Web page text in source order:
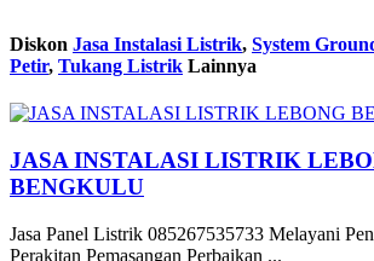
Diskon Jasa Instalasi Listrik, System
Petir, Tukang Listrik Lainnya
JASA INSTALASI LISTRIK
BENGKULU
Jasa Panel Listrik 085267535733 Melayani
Perakitan Pemasangan Perbaikan ...